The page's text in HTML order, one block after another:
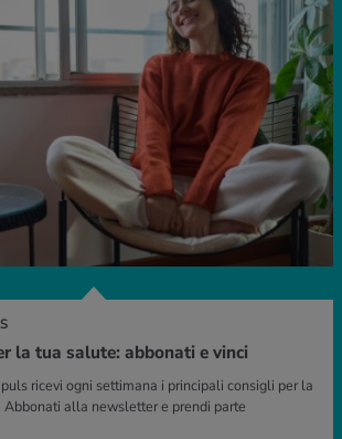
la tua salute: abbonati e vinci
ricevi ogni settimana i principali consigli per la
alla newsletter e prendi parte